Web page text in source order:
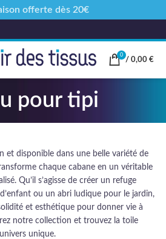
0
/ 0,00 €
pour tipi
et disponible dans une belle variété de
chaque cabane en un véritable
Qu’il s’agisse de créer un refuge
ou un abri ludique pour le jardin,
et esthétique pour donner vie à
notre collection et trouvez la toile
unique.
offerte dès 20€